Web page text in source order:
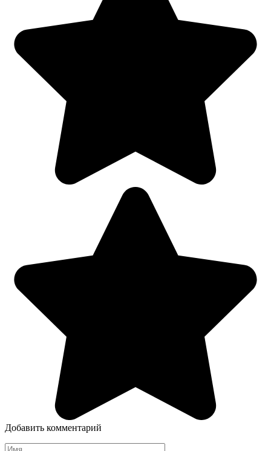
Добавить комментарий
Имя